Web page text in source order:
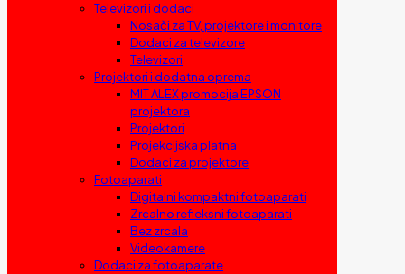
Televizori i dodaci
Nosači za TV, projektore i monitore
Dodaci za televizore
Televizori
Projektori i dodatna oprema
MIT ALEX promocija EPSON
projektora
Projektori
Projekcijska platna
Dodaci za projektore
Fotoaparati
Digitalni kompaktni fotoaparati
Zrcalno refleksni fotoaparati
Bez zrcala
Videokamere
Dodaci za fotoaparate